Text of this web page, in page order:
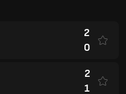
2
0
2
1